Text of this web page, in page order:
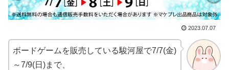
2023.07.07
ボードゲームを販売している駿河屋で7/7(金)
～7/9(日)まで、